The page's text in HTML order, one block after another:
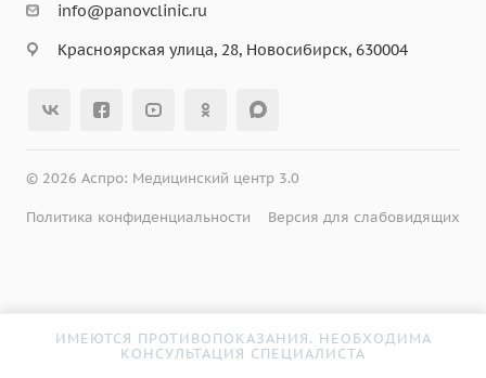
info@panovclinic.ru
Красноярская улица, 28, Новосибирск, 630004
© 2026 Аспро: Медицинский центр 3.0
Политика конфиденциальности Версия для слабовидящих
ИМЕЮТСЯ ПРОТИВОПОКАЗАНИЯ. НЕОБХОДИМА
КОНСУЛЬТАЦИЯ СПЕЦИАЛИСТА